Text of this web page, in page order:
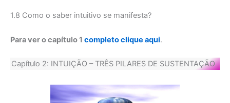
1.8 Como o saber intuitivo se manifesta?
Para ver o capítulo 1 completo clique aqui.
Capítulo 2: INTUIÇÃO – TRÊS PILARES DE SUSTENTAÇÃO